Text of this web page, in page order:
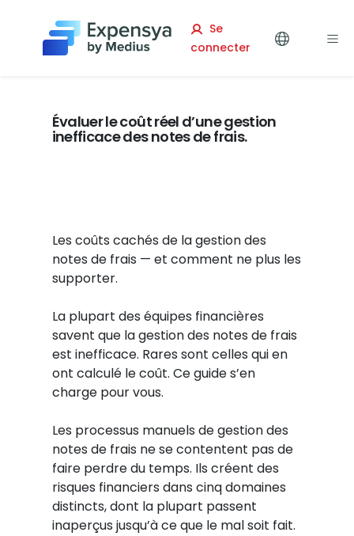
Expensya
Se
connecter
Évaluer le coût réel d’une gestion
inefficace des notes de frais.
Les coûts cachés de la gestion des
notes de frais — et comment ne plus les
supporter.
La plupart des équipes financières
savent que la gestion des notes de frais
est inefficace. Rares sont celles qui en
ont calculé le coût. Ce guide s’en
charge pour vous.
Les processus manuels de gestion des
notes de frais ne se contentent pas de
faire perdre du temps. Ils créent des
risques financiers dans cinq domaines
distincts, dont la plupart passent
inaperçus jusqu’à ce que le mal soit fait.